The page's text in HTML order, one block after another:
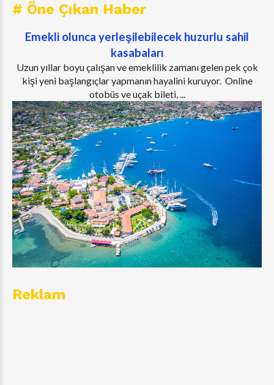
# Öne Çıkan Haber
Emekli olunca yerleşilebilecek huzurlu sahil
kasabaları
Uzun yıllar boyu çalışan ve emeklilik zamanı gelen pek çok
kişi yeni başlangıçlar yapmanın hayalini kuruyor. Online
otobüs ve uçak bileti, ...
Reklam